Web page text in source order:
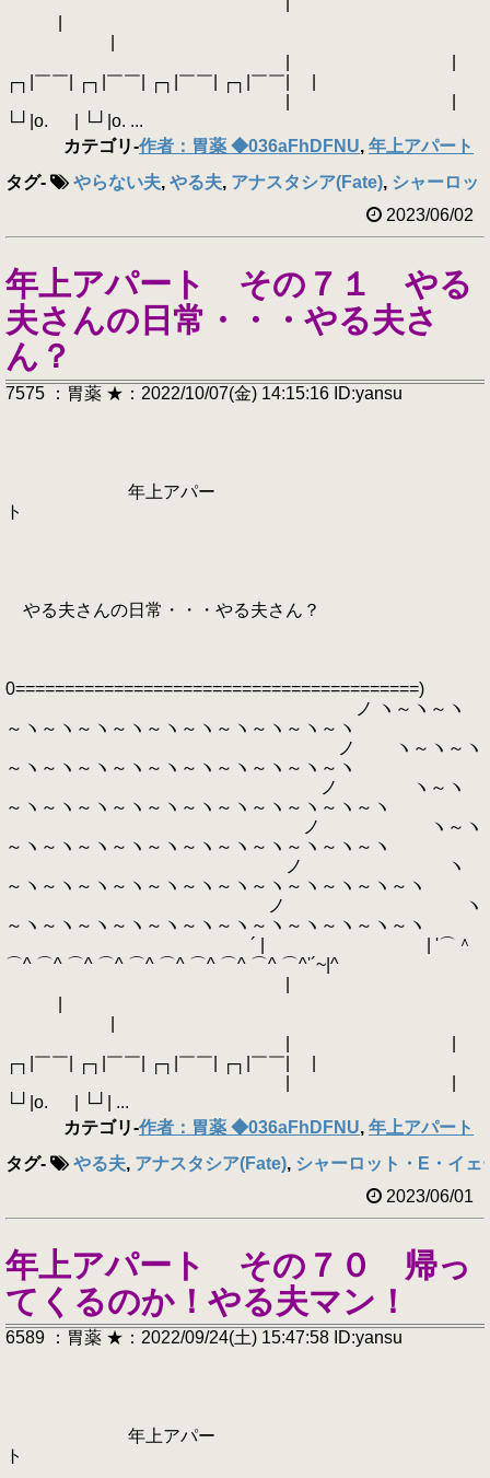
┌┐|￣￣| ┌┐|￣￣| ┌┐|￣￣| ┌┐|￣￣| |
└┘|o. | └┘|o. ...
カテゴリ-作者：胃薬 ◆036aFhDFNU, 年上アパート
タグ- やらない夫, やる夫, アナスタシア(Fate), シャーロッ
2023/06/02
年上アパート その７１ やる
夫さんの日常・・・やる夫さ
ん？
7575 ：胃薬 ★：2022/10/07(金) 14:15:16 ID:yansu
年上アパー
ト
やる夫さんの日常・・・やる夫さん？
0=========================================)
ノ ヽ～ヽ～ヽ
～ヽ～ヽ～ヽ～ヽ～ヽ～ヽ～ヽ～ヽ～ヽ～ヽ
ノ ヽ～ヽ～ヽ
～ヽ～ヽ～ヽ～ヽ～ヽ～ヽ～ヽ～ヽ～ヽ～ヽ
ノ ヽ～ヽ
～ヽ～ヽ～ヽ～ヽ～ヽ～ヽ～ヽ～ヽ～ヽ～ヽ～ヽ
ノ ヽ～ヽ
～ヽ～ヽ～ヽ～ヽ～ヽ～ヽ～ヽ～ヽ～ヽ～ヽ～ヽ
ノ ヽ
～ヽ～ヽ～ヽ～ヽ～ヽ～ヽ～ヽ～ヽ～ヽ～ヽ～ヽ～ヽ
ノ ヽ
～ヽ～ヽ～ヽ～ヽ～ヽ～ヽ～ヽ～ヽ～ヽ～ヽ～ヽ～ヽ
´ | | '⌒＾
⌒^ ⌒^ ⌒^ ⌒^ ⌒^ ⌒^ ⌒^ ⌒^ ⌒^ ⌒^'´~|^
┌┐|￣￣| ┌┐|￣￣| ┌┐|￣￣| ┌┐|￣￣| |
└┘|o. | └┘| ...
カテゴリ-作者：胃薬 ◆036aFhDFNU, 年上アパート
タグ- やる夫, アナスタシア(Fate), シャーロット・E・イェ
2023/06/01
年上アパート その７０ 帰っ
てくるのか！やる夫マン！
6589 ：胃薬 ★：2022/09/24(土) 15:47:58 ID:yansu
年上アパー
ト